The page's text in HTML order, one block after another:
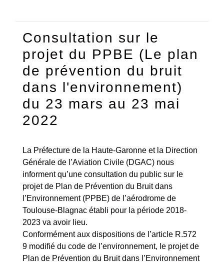
Consultation sur le
projet du PPBE (Le plan
de prévention du bruit
dans l'environnement)
du 23 mars au 23 mai
2022
La Préfecture de la Haute-Garonne et la Direction
Générale de l’Aviation Civile (DGAC) nous
informent qu’une consultation du public sur le
projet de Plan de Prévention du Bruit dans
l’Environnement (PPBE) de l’aérodrome de
Toulouse-Blagnac établi pour la période 2018-
2023 va avoir lieu.
Conformément aux dispositions de l’article R.572
9 modifié du code de l’environnement, le projet de
Plan de Prévention du Bruit dans l’Environnement